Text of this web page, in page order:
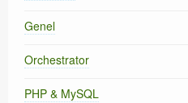
Genel
Orchestrator
PHP & MySQL